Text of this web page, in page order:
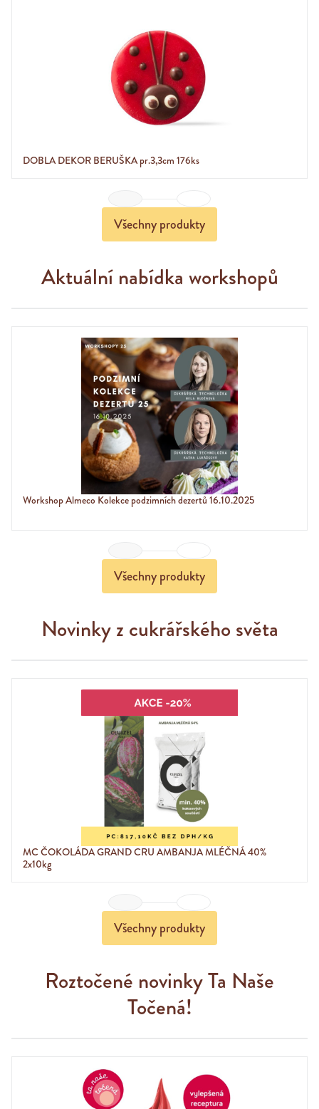
DOBLA DEKOR BERUŠKA pr.3,3cm 176ks
Všechny produkty
Aktuální nabídka workshopů
Workshop Almeco Kolekce podzimních dezertů 16.10.2025
Všechny produkty
Novinky z cukrářského světa
MC ČOKOLÁDA GRAND CRU AMBANJA MLÉČNÁ 40%
2x10kg
Všechny produkty
Roztočené novinky Ta Naše
Točená!